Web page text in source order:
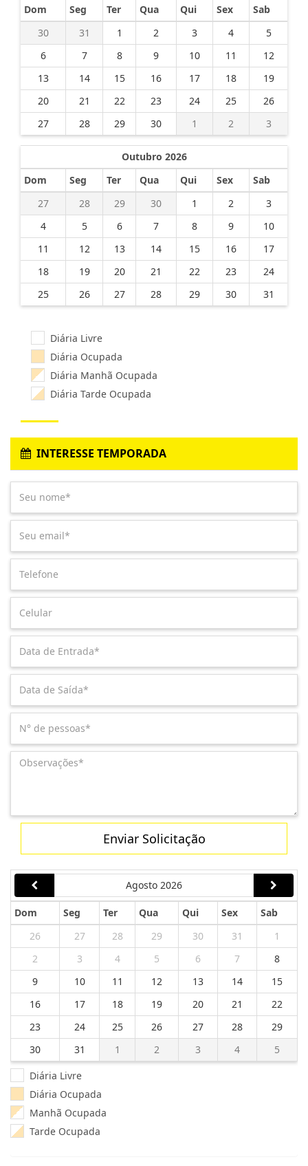
Dom Seg Ter Qua Qui Sex
Sab
30
31 1 2 3 4
5
6
7 8 9 10 11
12
13
14 15 16 17 18
19
20
21 22 23 24 25
26
27
28 29 30 1 2 3
Outubro 2026
Dom
Seg Ter Qua Qui Sex
Sab
27
28 29 30 1 2
3
4
5 6 7 8 9
10
11
12 13 14 15 16
17
18
19 20 21 22 23
24
25
26 27 28 29 30 31
Diária Livre
Diária Ocupada
Diária Manhã Ocupada
Diária Tarde Ocupada
INTERESSE TEMPORADA
Enviar Solicitação
Agosto 2026
Dom Seg Ter Qua Qui Sex
Sab
26
27 28 29 30 31
1
2
3 4 5 6 7
8
9
10 11 12 13 14
15
16
17 18 19 20 21
22
23
24 25 26 27 28
29
30
31 1 2 3 4
5
Diária Livre
Diária Ocupada
Manhã Ocupada
Tarde Ocupada